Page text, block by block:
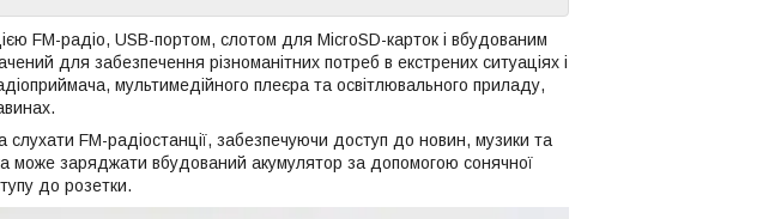
FM-радіо, USB-портом, слотом для MicroSD-карток і вбудованим
для забезпечення різноманітних потреб в екстрених ситуаціях і
мультимедійного плеєра та освітлювального приладу,
FM-радіостанції, забезпечуючи доступ до новин, музики та
заряджати вбудований акумулятор за допомогою сонячної
до розетки.